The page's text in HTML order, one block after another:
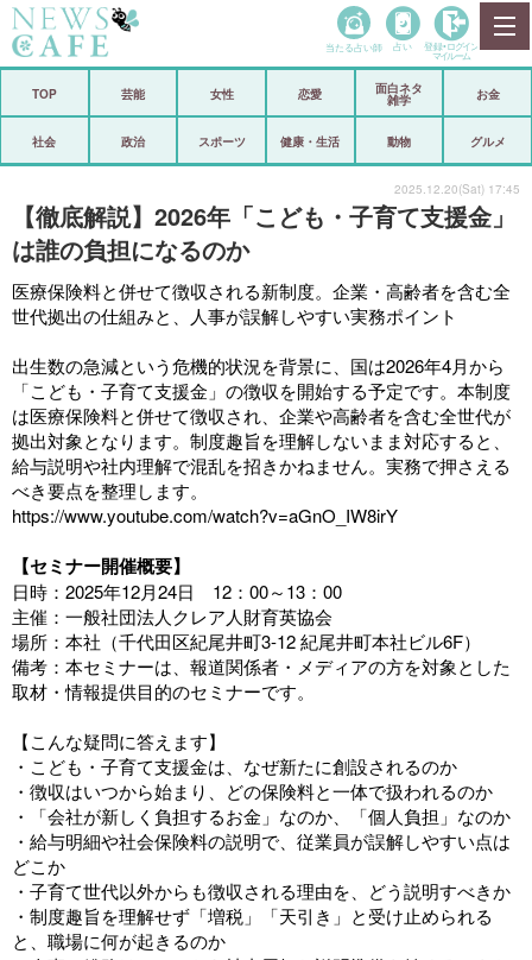
政治
芸能 スポーツ
コメントポスト アリ／ナシ
リリース ショップ
登録・ログイン/マイルーム
当たる占い師 占い 登録• ログイン
マイルーム
TOP 芸能 女性 恋愛
面白ネタ
雑学
お金
社会 政治 スポーツ 健康・生活 動物 グルメ
【徹底解説】2026年「こども・子育て支援金」
は誰の負担になるのか
2025.12.20(Sat) 17:45
医療保険料と併せて徴収される新制度。企業・高齢者を含む全
世代拠出の仕組みと、人事が誤解しやすい実務ポイント
出生数の急減という危機的状況を背景に、国は2026年4月から
「こども・子育て支援金」の徴収を開始する予定です。本制度
は医療保険料と併せて徴収され、企業や高齢者を含む全世代が
拠出対象となります。制度趣旨を理解しないまま対応すると、
給与説明や社内理解で混乱を招きかねません。実務で押さえる
べき要点を整理します。
https://www.youtube.com/watch?v=aGnO_IW8irY
【セミナー開催概要】
日時：2025年12月24日 12：00～13：00
主催：一般社団法人クレア人財育英協会
場所：本社（千代田区紀尾井町3-12 紀尾井町本社ビル6F）
備考：本セミナーは、報道関係者・メディアの方を対象とした
取材・情報提供目的のセミナーです。
【こんな疑問に答えます】
・こども・子育て支援金は、なぜ新たに創設されるのか
・徴収はいつから始まり、どの保険料と一体で扱われるのか
・「会社が新しく負担するお金」なのか、「個人負担」なのか
・給与明細や社会保険料の説明で、従業員が誤解しやすい点は
どこか
・子育て世代以外からも徴収される理由を、どう説明すべきか
・制度趣旨を理解せず「増税」「天引き」と受け止められる
と、職場に何が起きるのか